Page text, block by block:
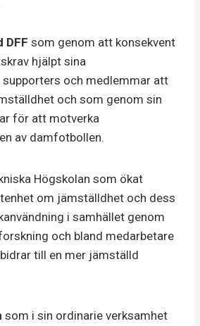
DFF som genom att konsekvent
hjälpt sina
och medlemmar att
och som genom sin
för att motverka
av damfotbollen.
Högskolan som ökat
om jämställdhet och dess
i samhället genom
och bland medarbetare
till en mer jämställd
som i sin ordinarie verksamhet